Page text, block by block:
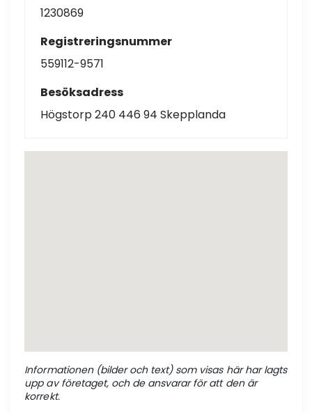
1230869
Registreringsnummer
559112-9571
Besöksadress
Högstorp 240 446 94 Skepplanda
Informationen (bilder och text) som visas här har lagts
upp av företaget, och de ansvarar för att den är
korrekt.